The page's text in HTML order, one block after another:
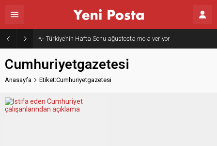
Türkiye’nin Hafta Sonu ağustosta mola veriyor
Cumhuriyetgazetesi
Anasayfa Etiket:Cumhuriyetgazetesi